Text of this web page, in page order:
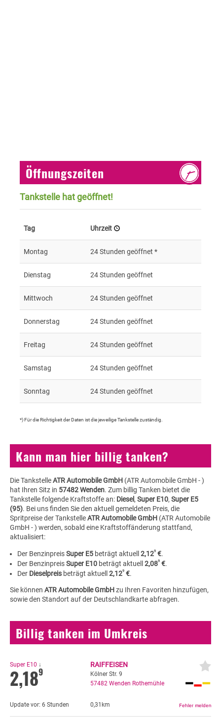
Öffnungszeiten
Tankstelle hat geöffnet!
Tag Uhrzeit
Montag 24 Stunden geöffnet *
Dienstag 24 Stunden geöffnet
Mittwoch 24 Stunden geöffnet
Donnerstag 24 Stunden geöffnet
Freitag 24 Stunden geöffnet
Samstag 24 Stunden geöffnet
Sonntag 24 Stunden geöffnet
*) Für die Richtigkeit der Daten ist die jeweilige Tankstelle zuständig.
Kann man hier billig tanken?
Die TankstelleATR Automobile GmbH (ATR Automobile GmbH - )
hat Ihren Sitz in 57482 Wenden. Zum billig Tanken bietet die
Tankstelle folgende Kraftstoffe an: Diesel, Super E10, Super E5
(95). Bei uns finden Sie den aktuell gemeldeten Preis, die
Spritpreise der TankstelleATR Automobile GmbH (ATR Automobile
GmbH - ) werden, sobald eine Kraftstoffänderung stattfand,
aktualisiert:
Der BenzinpreisSuper E5 beträgt aktuell 2,129 €.
Der BenzinpreisSuper E10 beträgt aktuell 2,089 €.
Der Dieselpreis beträgt aktuell 2,129 €.
Sie können ATR Automobile GmbHzu Ihren Favoriten hinzufügen,
sowie den Standort auf der Deutschlandkarte abfragen.
Billig tanken im Umkreis
Super E10 ↓
2,189
RAIFFEISEN
Kölner Str. 9
57482 Wenden Rothemühle
Update vor: 6 Stunden 0,31km